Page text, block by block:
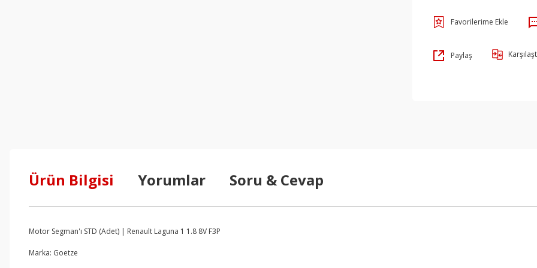
Paylaş
Ürün Bilgisi Yorumlar Soru & Cevap
Motor Segman'ı STD (Adet) | Renault Laguna 1 1.8 8V F3P
Marka: Goetze